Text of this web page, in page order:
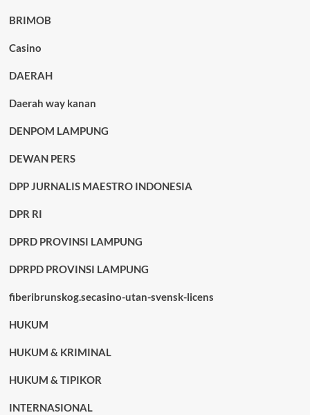
BRIMOB
Casino
DAERAH
Daerah way kanan
DENPOM LAMPUNG
DEWAN PERS
DPP JURNALIS MAESTRO INDONESIA
DPR RI
DPRD PROVINSI LAMPUNG
DPRPD PROVINSI LAMPUNG
fiberibrunskog.secasino-utan-svensk-licens
HUKUM
HUKUM & KRIMINAL
HUKUM & TIPIKOR
INTERNASIONAL